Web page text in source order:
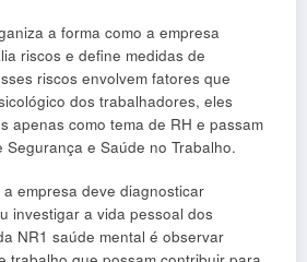
a forma como a empresa
riscos e define medidas de
riscos envolvem fatores que
dos trabalhadores, eles
apenas como tema de RH e passam
e Saúde no Trabalho.
empresa deve diagnosticar
investigar a vida pessoal dos
NR1 saúde mental é observar